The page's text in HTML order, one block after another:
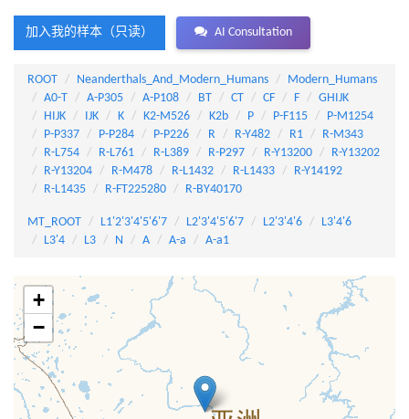
加入我的样本（只读） AI Consultation
ROOT Neanderthals_And_Modern_Humans
Modern_Humans
A0-T
A-P305 A-P108 BT CT CF F
GHIJK
HIJK
IJK K K2-M526 K2b P P-F115
P-M1254
P-P337
P-P284 P-P226 R R-Y482 R1
R-M343
R-L754
R-L761 R-L389 R-P297 R-Y13200
R-Y13202
R-Y13204
R-M478 R-L1432 R-L1433
R-Y14192
R-L1435
R-FT225280 R-BY40170
MT_ROOT L1'2'3'4'5'6'7 L2'3'4'5'6'7 L2'3'4'6
L3'4'6
L3'4
L3 N A A-a A-a1
+
−